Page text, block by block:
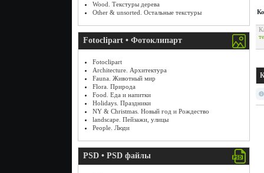
Wood. Текстуры дерева
Other & unsorted. Остальные текстуры
Fotoclipart • Фотоклипарт
Fotoclipart
Architecture. Архитектура
Fauna. Животный мир
Flora. Природа
Food. Еда и напитки
Holidays. Праздники
NY & Christmas. Новый год и Рождество
landscape. Пейзажи, улицы
People. Люди
PSD • PSD файлы